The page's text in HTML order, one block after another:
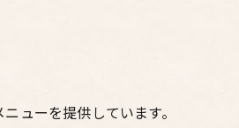
ューを提供しています。